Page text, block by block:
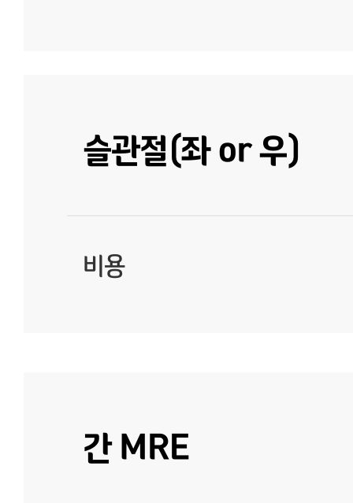
슬관절(좌 or 우)
비용
간 MRE